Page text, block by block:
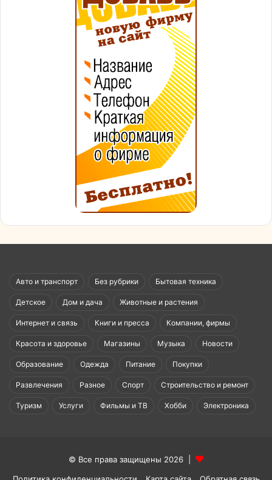
Авто и транспорт Без рубрики Бытовая техника
Детское Дом и дача Животные и растения
Интернет и связь Книги и пресса Компании, фирмы
Красота и здоровье Магазины Музыка Новости
Образование Одежда Питание Покупки
Развлечения Разное Спорт Строительство и ремонт
Туризм Услуги Фильмы и ТВ Хобби Электроника
© Все права защищены 2026 |